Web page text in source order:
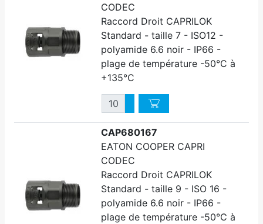
CODEC
Raccord Droit CAPRILOK
Standard - taille 7 - ISO12 -
polyamide 6.6 noir - IP66 -
plage de température -50°C à
+135°C
QuantitéAugmenter quantité
Diminuer quantité
CAP680167
EATON COOPER CAPRI
CODEC
Raccord Droit CAPRILOK
Standard - taille 9 - ISO 16 -
polyamide 6.6 noir - IP66 -
plage de température -50°C à